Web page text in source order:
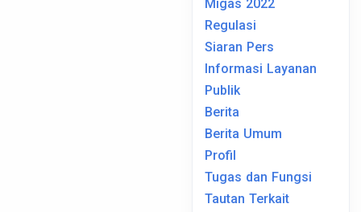
Migas 2022
Regulasi
Siaran Pers
Informasi Layanan
Publik
Berita
Berita Umum
Profil
Tugas dan Fungsi
Tautan Terkait